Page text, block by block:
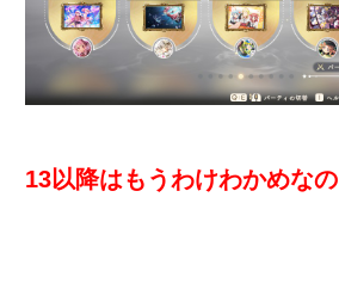
13以降はもうわけわかめなの